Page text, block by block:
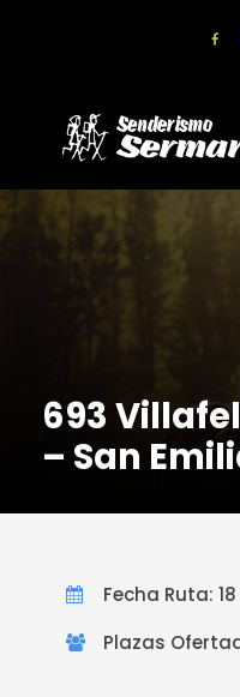
693
– San
Fecha Ruta:
Plazas